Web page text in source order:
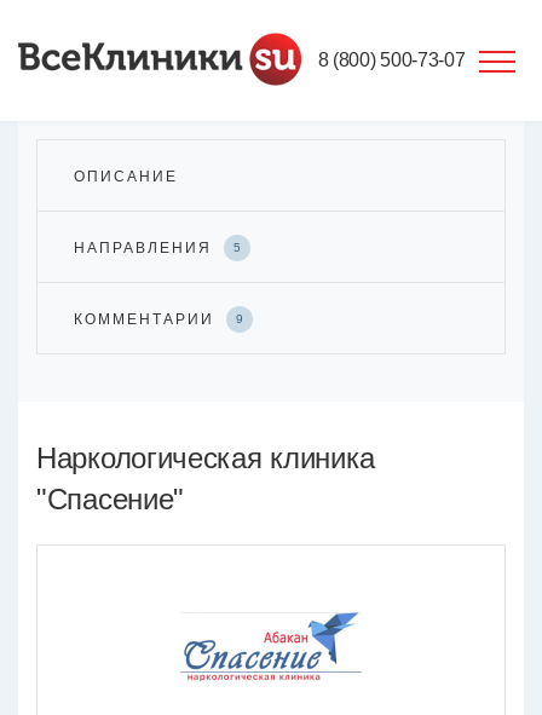
8 (800) 500-73-07
ОПИСАНИЕ
НАПРАВЛЕНИЯ 5
КОММЕНТАРИИ 9
Наркологическая клиника
"Спасение"